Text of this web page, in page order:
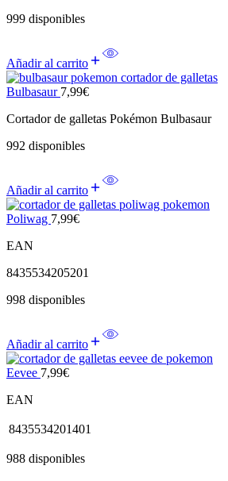
999 disponibles
Añadir al carrito
Bulbasaur 7,99€
Cortador de galletas Pokémon Bulbasaur
992 disponibles
Añadir al carrito
Poliwag 7,99€
EAN
8435534205201
998 disponibles
Añadir al carrito
Eevee 7,99€
EAN
8435534201401
988 disponibles